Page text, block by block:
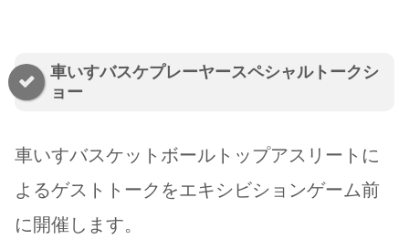
車いすバスケプレーヤースペシャルトークシ
ョー
車いすバスケットボールトップアスリートに
よるゲストトークをエキシビションゲーム前
に開催します。